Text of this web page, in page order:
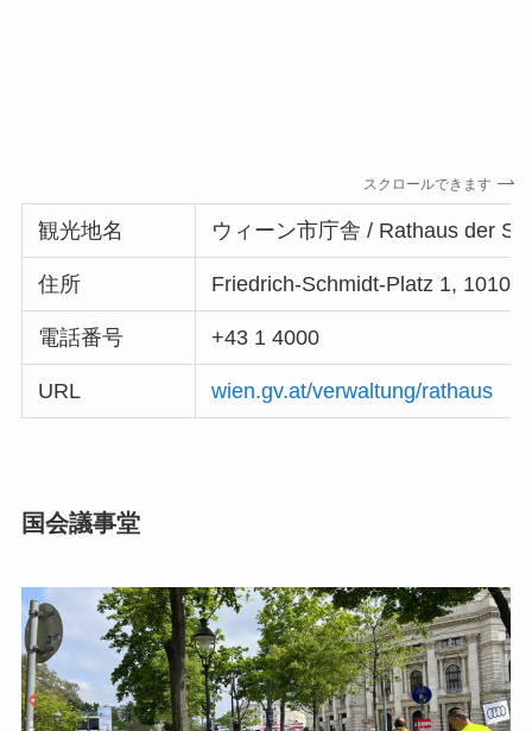
スクロールできます
観光地名 ウィーン市庁舎 / Rathaus der
住所 Friedrich-Schmidt-Platz 1, 1010
電話番号 +43 1 4000
URL wien.gv.at/verwaltung/rathaus
国会議事堂